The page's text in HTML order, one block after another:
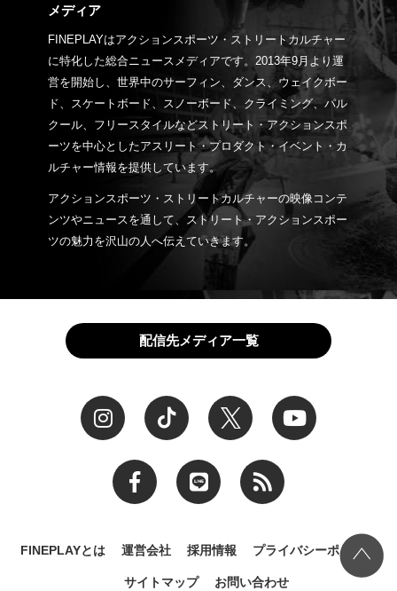
メディア
FINEPLAYはアクションスポーツ・ストリートカルチャー
に特化した総合ニュースメディアです。2013年9月より運
営を開始し、世界中のサーフィン、ダンス、ウェイクボー
ド、スケートボード、スノーボード、クライミング、パル
クール、フリースタイルなどストリート・アクションスポ
ーツを中心としたアスリート・プロダクト・イベント・カ
ルチャー情報を提供しています。
アクションスポーツ・ストリートカルチャーの映像コンテ
ンツやニュースを通して、ストリート・アクションスポー
ツの魅力を沢山の人へ伝えていきます。
配信先メディア一覧
FINEPLAYとは 運営会社 採用情報 プライバシーポリシー
サイトマップ お問い合わせ